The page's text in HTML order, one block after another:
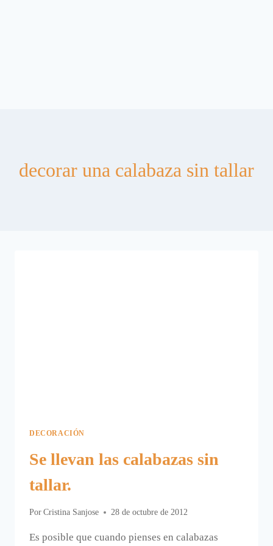
decorar una calabaza sin tallar
DECORACIÓN
Se llevan las calabazas sin
tallar.
Por Cristina Sanjose 28 de octubre de 2012
Es posible que cuando pienses en calabazas